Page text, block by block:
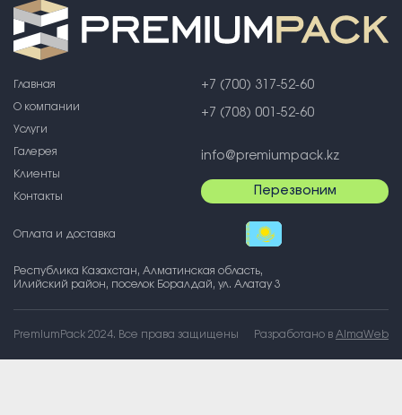
Главная
О компании
Услуги
Галерея
Клиенты
Контакты
+7 (700) 317-52-60
+7 (708) 001-52-60
info@premiumpack.kz
Перезвоним
Оплата и доставка
Республика Казахстан, Алматинская область,
Илийский район, поселок Боралдай, ул. Алатау 3
PremiumPack 2024. Все права защищены Разработано в AlmaWeb